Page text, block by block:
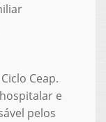
Ceap.
e
pelos